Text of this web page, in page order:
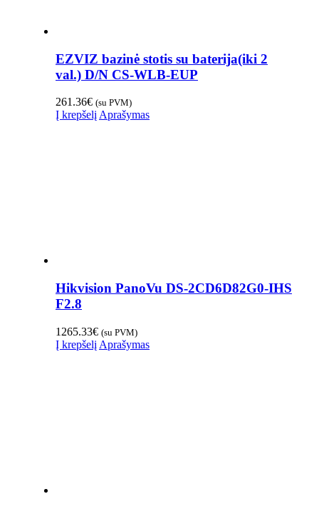
EZVIZ bazinė stotis su baterija(iki 2
val.) D/N CS-WLB-EUP
261.36€ (su PVM)
Į krepšelį Aprašymas
Hikvision PanoVu DS-2CD6D82G0-IHS
F2.8
1265.33€ (su PVM)
Į krepšelį Aprašymas